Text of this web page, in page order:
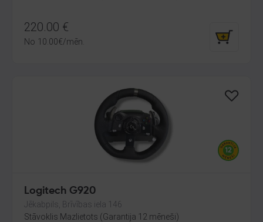
220.00 €
No 10.00€/mēn.
Logitech G920
Jēkabpils, Brīvības iela 146
Stāvoklis Mazlietots (Garantija 12 mēneši)